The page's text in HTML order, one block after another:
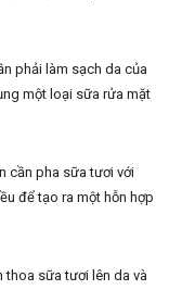
phải làm sạch da của
một loại sữa rửa mặt
cần pha sữa tươi với
để tạo ra một hỗn hợp
thoa sữa tươi lên da và